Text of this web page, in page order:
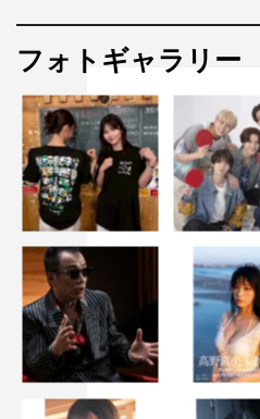
フォトギャラリー